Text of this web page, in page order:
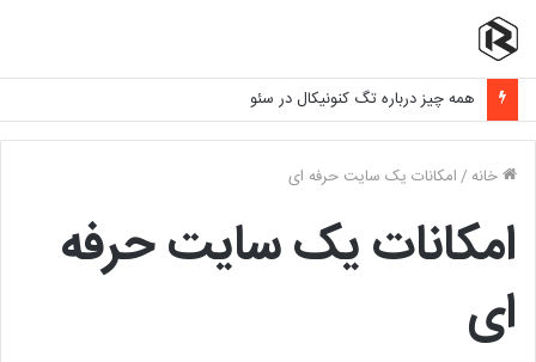
همه چیز درباره تگ کنونیکال در سئو
خانه/امکانات یک سایت حرفه ای
امکانات یک سایت حرفه
ای